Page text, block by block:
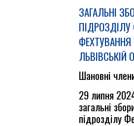
ЗАГАЛЬНІ
ПІДРОЗДІЛУ
ФЕХТУВАННЯ
ЛЬВІВСЬКІЙ
Шановні
29 липня
загальні
підрозділу